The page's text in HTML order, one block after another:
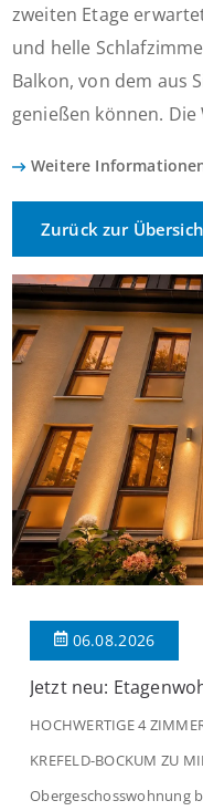
zweiten Etage
und helle
Balkon, von dem aus
genießen können.
Weitere
Zurück zur
06.08.2026
Jetzt neu:
HOCHWERTIGE 4
KREFELD-BOCKUM ZU
Obergeschosswohnung